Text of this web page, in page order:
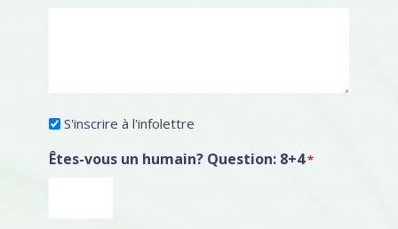
Infolettre
S'inscrire à l'infolettre
Êtes-vous un humain? Question: 8+4*